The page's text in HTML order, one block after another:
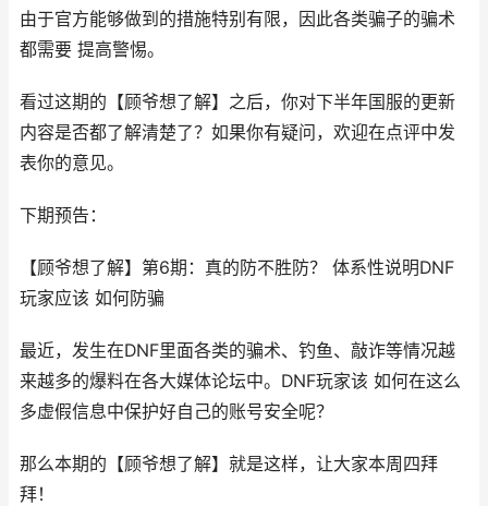
由于官方能够做到的措施特别有限，因此各类骗子的骗术
都需要 提高警惕。
看过这期的【顾爷想了解】之后，你对下半年国服的更新
内容是否都了解清楚了？如果你有疑问，欢迎在点评中发
表你的意见。
下期预告：
【顾爷想了解】第6期：真的防不胜防？ 体系性说明DNF
玩家应该 如何防骗
最近，发生在DNF里面各类的骗术、钓鱼、敲诈等情况越
来越多的爆料在各大媒体论坛中。DNF玩家该 如何在这么
多虚假信息中保护好自己的账号安全呢？
那么本期的【顾爷想了解】就是这样，让大家本周四拜
拜！